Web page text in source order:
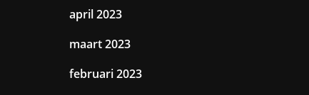
april 2023
maart 2023
februari 2023